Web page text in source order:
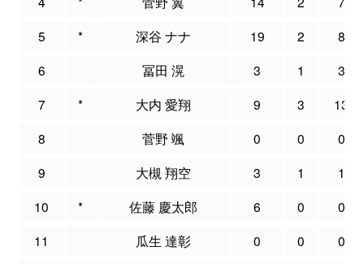
5
* 深谷 ナナ 19 2
8
6
冨田 滉 3 1
3
7
* 大内 愛翔 9 3
13
8
菅野 颯 0 0
0
9
大槻 翔空 3 1
1
10
* 佐藤 慶太郎 6 0
0
11
瓜生 達彰 0 0
0